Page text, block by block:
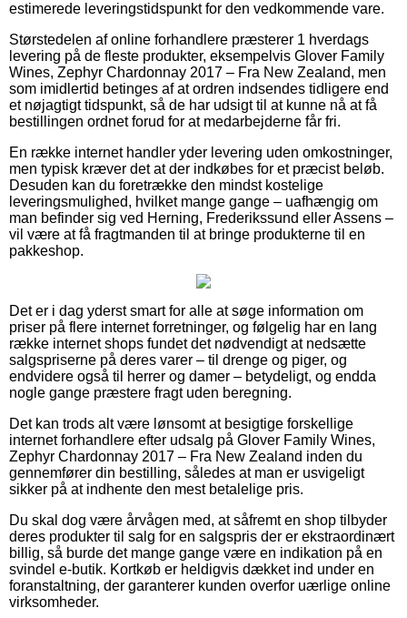
estimerede leveringstidspunkt for den vedkommende vare.
Størstedelen af online forhandlere præsterer 1 hverdags
levering på de fleste produkter, eksempelvis Glover Family
Wines, Zephyr Chardonnay 2017 – Fra New Zealand, men
som imidlertid betinges af at ordren indsendes tidligere end
et nøjagtigt tidspunkt, så de har udsigt til at kunne nå at få
bestillingen ordnet forud for at medarbejderne får fri.
En række internet handler yder levering uden omkostninger,
men typisk kræver det at der indkøbes for et præcist beløb.
Desuden kan du foretrække den mindst kostelige
leveringsmulighed, hvilket mange gange – uafhængig om
man befinder sig ved Herning, Frederikssund eller Assens –
vil være at få fragtmanden til at bringe produkterne til en
pakkeshop.
Det er i dag yderst smart for alle at søge information om
priser på flere internet forretninger, og følgelig har en lang
række internet shops fundet det nødvendigt at nedsætte
salgspriserne på deres varer – til drenge og piger, og
endvidere også til herrer og damer – betydeligt, og endda
nogle gange præstere fragt uden beregning.
Det kan trods alt være lønsomt at besigtige forskellige
internet forhandlere efter udsalg på Glover Family Wines,
Zephyr Chardonnay 2017 – Fra New Zealand inden du
gennemfører din bestilling, således at man er usvigeligt
sikker på at indhente den mest betalelige pris.
Du skal dog være årvågen med, at såfremt en shop tilbyder
deres produkter til salg for en salgspris der er ekstraordinært
billig, så burde det mange gange være en indikation på en
svindel e-butik. Kortkøb er heldigvis dækket ind under en
foranstaltning, der garanterer kunden overfor uærlige online
virksomheder.